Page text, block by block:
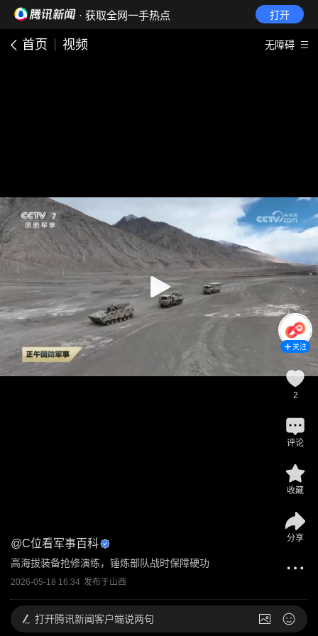
· 获取全网一手热点 打开
首页 视频 无障碍
@C位看军事百科
高海拔装备抢修演练，锤炼部队战时保障硬功
2026-05-18 16:34 发布于山西
关注
2
评论
收藏
分享
打开腾讯新闻客户端说两句